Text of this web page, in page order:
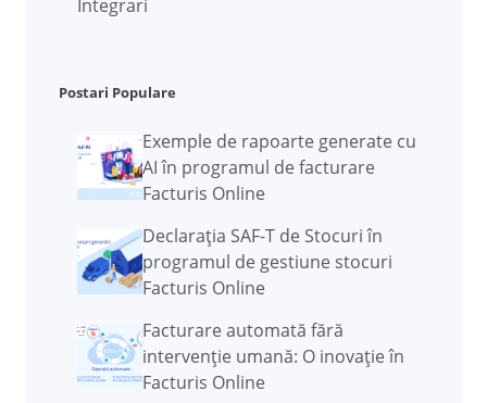
Integrari
Postari Populare
Exemple de rapoarte generate cu
AI în programul de facturare
Facturis Online
Declarația SAF-T de Stocuri în
programul de gestiune stocuri
Facturis Online
Facturare automată fără
intervenție umană: O inovație în
Facturis Online